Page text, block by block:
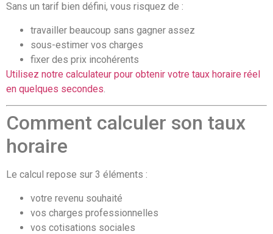
Sans un tarif bien défini, vous risquez de :
travailler beaucoup sans gagner assez
sous-estimer vos charges
fixer des prix incohérents
Utilisez notre calculateur pour obtenir votre taux horaire réel
en quelques secondes
Comment calculer son taux
horaire
Le calcul repose sur 3 éléments :
votre revenu souhaité
vos charges professionnelles
vos cotisations sociales